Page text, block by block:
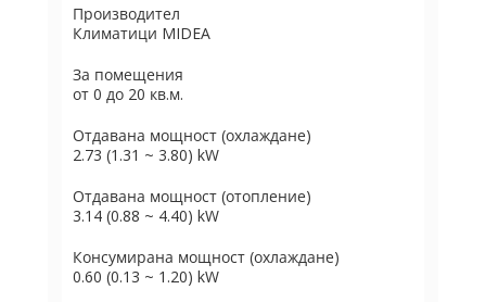
Производител
Климатици MIDEA
За помещения
от 0 до 20 кв.м.
Отдавана мощност (охлаждане)
2.73 (1.31 ~ 3.80) kW
Отдавана мощност (отопление)
3.14 (0.88 ~ 4.40) kW
Консумирана мощност (охлаждане)
0.60 (0.13 ~ 1.20) kW